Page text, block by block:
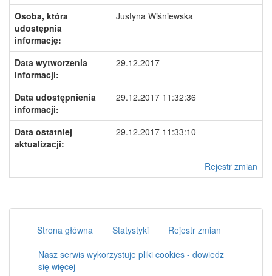
Osoba, która
udostępnia
informację:
Justyna Wiśniewska
Data wytworzenia
informacji:
29.12.2017
Data udostępnienia
informacji:
29.12.2017 11:32:36
Data ostatniej
aktualizacji:
29.12.2017 11:33:10
Rejestr zmian
Strona główna Statystyki
Rejestr zmian
Nasz serwis wykorzystuje pliki cookies - dowiedz
się więcej